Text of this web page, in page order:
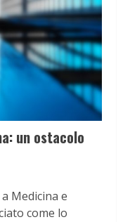
un ostacolo
Medicina e
come lo